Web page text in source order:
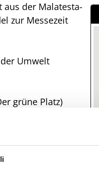
der Malatesta-
zur Messezeit
Umwelt
grüne Platz)
werden
Produkte